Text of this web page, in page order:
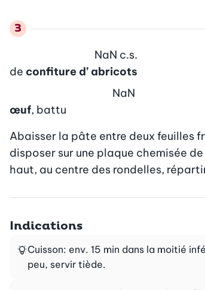
de confiture d’ abricots
NaN c.s.
œuf, battu
NaN
Abaisser la pâte entre deux feuilles
disposer sur une plaque chemisée
haut, au centre des rondelles,
Indications
Cuisson: env. 15 min dans la moitié
peu, servir tiède.